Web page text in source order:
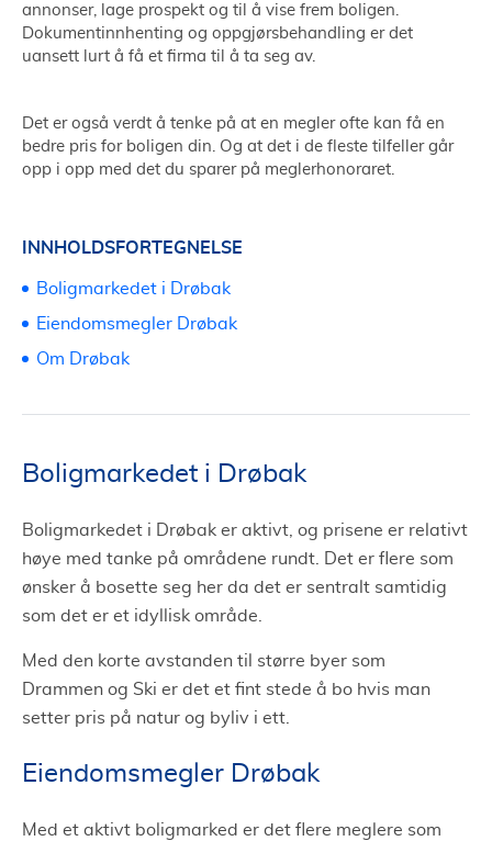
annonser, lage prospekt og til å vise frem boligen.
Dokumentinnhenting og oppgjørsbehandling er det
uansett lurt å få et firma til å ta seg av.
Det er også verdt å tenke på at en megler ofte kan få en
bedre pris for boligen din. Og at det i de fleste tilfeller går
opp i opp med det du sparer på meglerhonoraret.
Boligmarkedet i Drøbak
Boligmarkedet i Drøbak er aktivt, og prisene er relativt
høye med tanke på områdene rundt. Det er flere som
ønsker å bosette seg her da det er sentralt samtidig
som det er et idyllisk område.
Med den korte avstanden til større byer som
Drammen og Ski er det et fint stede å bo hvis man
setter pris på natur og byliv i ett.
Eiendomsmegler Drøbak
Med et aktivt boligmarked er det flere meglere som
INNHOLDSFORTEGNELSE
Boligmarkedet i Drøbak
Eiendomsmegler Drøbak
Om Drøbak